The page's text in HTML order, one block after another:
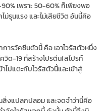
เพราะ 50-60% ก็เพียงพอ
รุนแรง และไม่เสียชีวิต อันนี้คือ
การวัคซีนตัวนี้ คือ เอาไวรัสตัวหนึ่ง
วิด-19 ที่สร้างโปรตีน(สไปรท์
ไปแตะกับไวรัสตัวนี้และเข้าสู่
สิ่งแปลกปลอม และจดจำว่านี่คือ